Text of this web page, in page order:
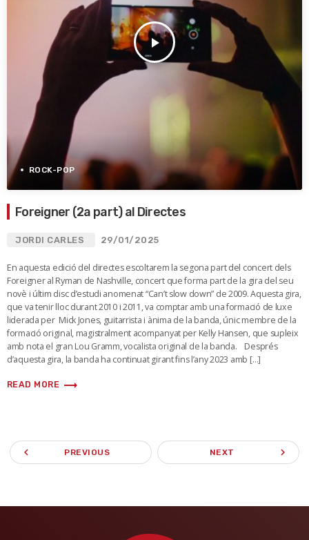
play_arrow
ROCK-POP
Foreigner (2a part) al Directes
JORDI CARLES 29/01/2025
En aquesta edició del directes escoltarem la segona part del concert dels
Foreigner al Ryman de Nashville, concert que forma part de la gira del seu
novè i últim disc d’estudi anomenat “Can’t slow down” de 2009. Aquesta gira,
que va tenir lloc durant 2010 i 2011, va comptar amb una formació de luxe
liderada per Mick Jones, guitarrista i ànima de la banda, únic membre de la
formació original, magistralment acompanyat per Kelly Hansen, que supleix
amb nota el gran Lou Gramm, vocalista original de la banda. Després
d’aquesta gira, la banda ha continuat girant fins l’any 2023 amb […]
READ MORE trending_flat
navigate_before PREVIOUS NEXT navigate_next